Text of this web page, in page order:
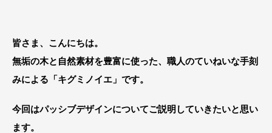
皆さま、こんにちは。
無垢の木と自然素材を豊富に使った、職人のていねいな手刻
みによる「キグミノイエ」です。
今回はパッシブデザインについてご説明していきたいと思い
ます。